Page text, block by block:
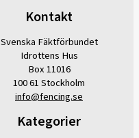
Kontakt
Svenska Fäktförbundet
Idrottens Hus
Box 11016
100 61 Stockholm
info@fencing.se
Kategorier